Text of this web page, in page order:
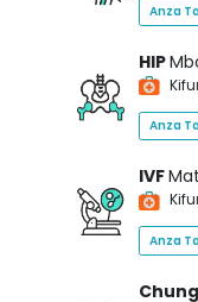
Anza
HIP
Anza
IVF
Anza